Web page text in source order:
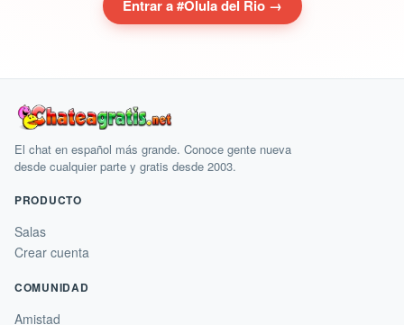
Entrar a #Olula del Rio →
El chat en español más grande. Conoce gente nueva
desde cualquier parte y gratis desde 2003.
PRODUCTO
Salas
Crear cuenta
COMUNIDAD
Amistad